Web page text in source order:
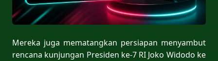
Mereka juga mematangkan persiapan menyambut
rencana kunjungan Presiden ke-7 RI Joko Widodo ke